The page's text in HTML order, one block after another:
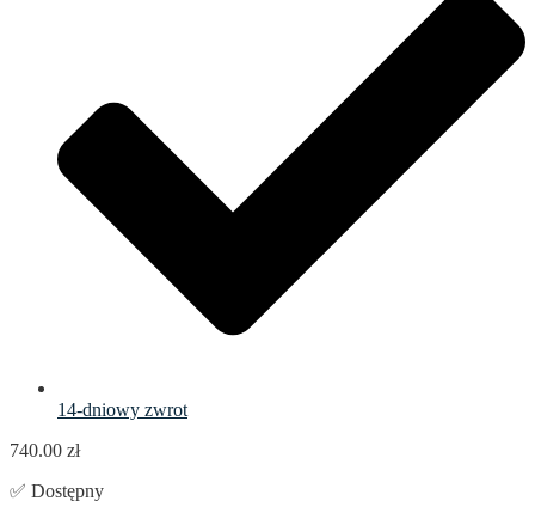
14-dniowy zwrot
740.00 zł
✅ Dostępny